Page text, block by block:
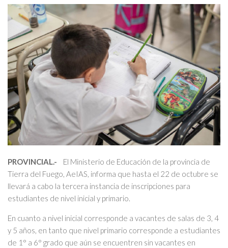
PROVINCIAL.- El Ministerio de Educación de la provincia de
Tierra del Fuego, AeIAS, informa que hasta el 22 de octubre se
llevará a cabo la tercera instancia de inscripciones para
estudiantes de nivel inicial y primario.
En cuanto a nivel inicial corresponde a vacantes de salas de 3, 4
y 5 años, en tanto que nivel primario corresponde a estudiantes
de 1° a 6° grado que aún se encuentren sin vacantes en